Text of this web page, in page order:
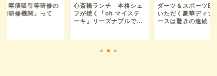
等研修の
」って
心斎橋ランチ 本格シェ
フが焼く「oh マイステ
ーキ」リーズナブルで...
ダーツ＆スポーツBARで
いただく豪華ディナーコ
ースは驚きの連続！ホ...